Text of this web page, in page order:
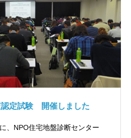
認定試験 開催しました
、NPO住宅地盤診断センター